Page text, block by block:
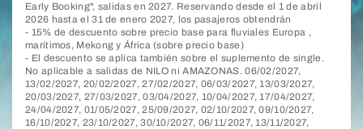
Early Booking", salidas en 2027. Reservando desde el 1 de abril
2026 hasta el 31 de enero 2027, los pasajeros obtendrán
- 15% de descuento sobre precio base para fluviales Europa ,
marítimos, Mekong y África (sobre precio base)
- El descuento se aplica también sobre el suplemento de single.
No aplicable a salidas de NILO ni AMAZONAS. 06/02/2027,
13/02/2027, 20/02/2027, 27/02/2027, 06/03/2027, 13/03/2027,
20/03/2027, 27/03/2027, 03/04/2027, 10/04/2027, 17/04/2027,
24/04/2027, 01/05/2027, 25/09/2027, 02/10/2027, 09/10/2027,
16/10/2027, 23/10/2027, 30/10/2027, 06/11/2027, 13/11/2027,